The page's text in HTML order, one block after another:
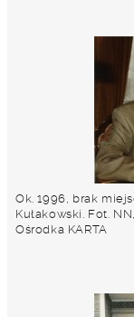
Ok. 1996, brak
Kułakowski. Fot.
Ośrodka KARTA